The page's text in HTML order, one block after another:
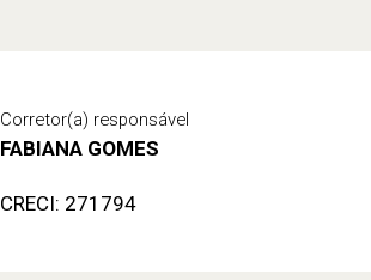
Corretor(a) responsável
FABIANA GOMES
CRECI: 271794